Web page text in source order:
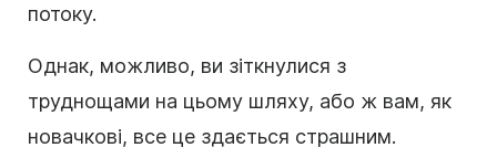
потоку.
Однак, можливо, ви зіткнулися з
труднощами на цьому шляху, або ж вам, як
новачкові, все це здається страшним.